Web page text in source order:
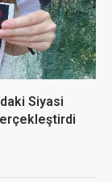
Siyasi